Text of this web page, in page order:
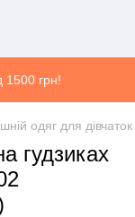
1500 грн!
одяг для дівчаток
гудзиках